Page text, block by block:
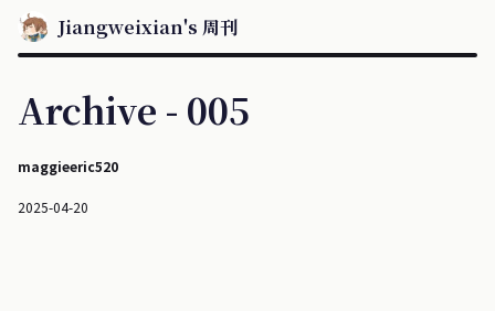
Jiangweixian's 周刊
Archive - 005
maggieeric520
2025-04-20